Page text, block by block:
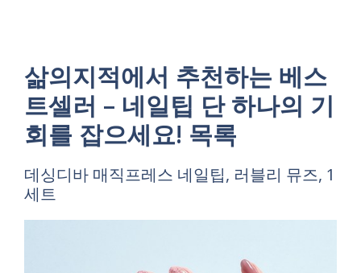
삶의지적에서 추천하는 베스
트셀러 – 네일팁 단 하나의 기
회를 잡으세요! 목록
데싱디바 매직프레스 네일팁, 러블리 뮤즈, 1
세트